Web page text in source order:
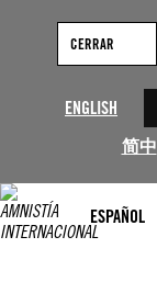
ENGLISH
简中
CERRAR
ESPAÑOL
contenido